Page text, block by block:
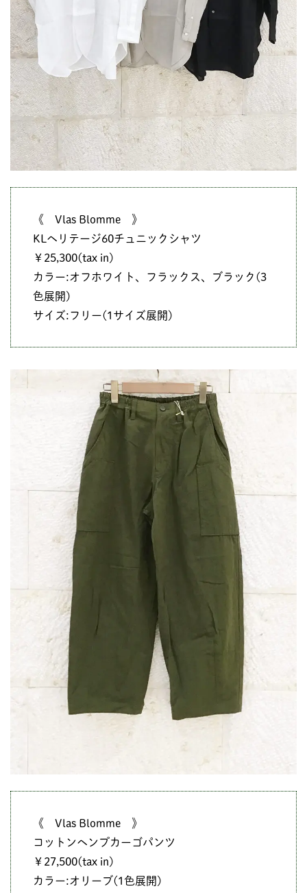
《 Vlas Blomme 》
KLヘリテージ60チュニックシャツ
￥25,300(tax in)
カラー:オフホワイト、フラックス、ブラック(3
色展開)
サイズ:フリー(1サイズ展開)
《 Vlas Blomme 》
コットンヘンプカーゴパンツ
￥27,500(tax in)
カラー:オリーブ(1色展開)